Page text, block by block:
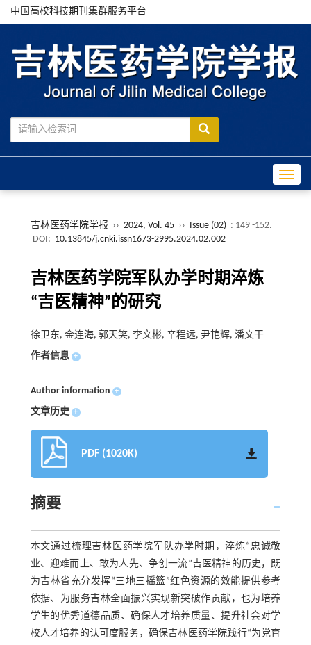
中国高校科技期刊集群服务平台
吉林医药学院学报 ›› 2024, Vol. 45 ›› Issue (02) : 149 -152.
DOI: 10.13845/j.cnki.issn1673-2995.2024.02.002
吉林医药学院军队办学时期淬炼
“吉医精神”的研究
徐卫东, 金连海, 郭天笑, 李文彬, 辛程远, 尹艳辉, 潘文干
作者信息 +
Author information +
文章历史 +
PDF (1020K)
摘要
本文通过梳理吉林医药学院军队办学时期，淬炼“忠诚敬
业、迎难而上、敢为人先、争创一流”吉医精神的历史，既
为吉林省充分发挥“三地三摇篮”红色资源的效能提供参考
依据、为服务吉林全面振兴实现新突破作贡献，也为培养
学生的优秀道德品质、确保人才培养质量、提升社会对学
校人才培养的认可度服务，确保吉林医药学院践行“为党育